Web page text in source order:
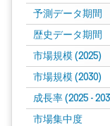
予測データ期間
歴史データ期間
市場規模 (2025)
市場規模 (2030)
成長率 (2025 -
市場集中度